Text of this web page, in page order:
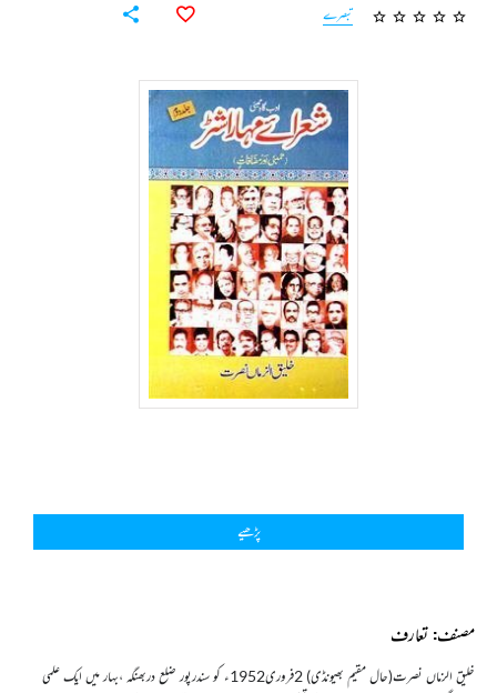
تبصرے
پڑھیے
مصنف: تعارف
خلیق الزماں نصرت(حال مقیم بھیونڈی) 2فروری1952ء کو سندرپور ضلع دربھنگہ ،بہار میں ایک علمی